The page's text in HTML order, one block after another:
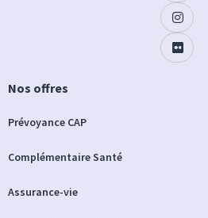
Nos offres
Prévoyance CAP
Complémentaire Santé
Assurance-vie